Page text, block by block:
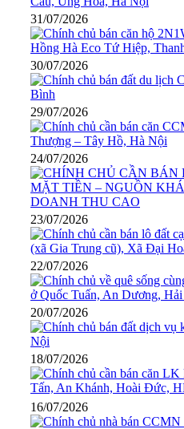
31/07/2026
30/07/2026
29/07/2026
24/07/2026
23/07/2026
22/07/2026
20/07/2026
18/07/2026
16/07/2026